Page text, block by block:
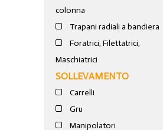
colonna
Trapani radiali a bandiera
Foratrici, Filettatrici,
Maschiatrici
SOLLEVAMENTO
Carrelli
Gru
Manipolatori